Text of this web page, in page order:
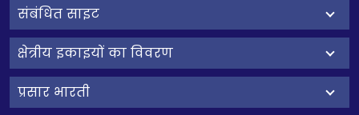
संबंधित साइट
क्षेत्रीय इकाइयों का विवरण
प्रसार भारती